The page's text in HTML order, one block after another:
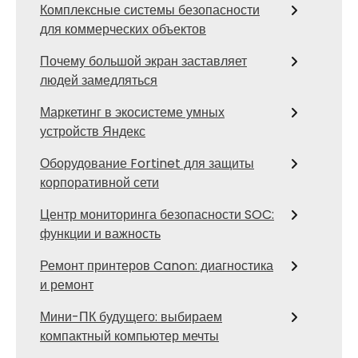
Комплексные системы безопасности
для коммерческих объектов
Почему большой экран заставляет
людей замедляться
Маркетинг в экосистеме умных
устройств Яндекс
Оборудование Fortinet для защиты
корпоративной сети
Центр мониторинга безопасности SOC:
функции и важность
Ремонт принтеров Canon: диагностика
и ремонт
Мини-ПК будущего: выбираем
компактный компьютер мечты